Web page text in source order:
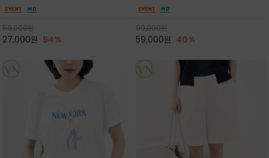
러스트 프린트가 더해져 과하지 않으면서도 세련
59,000원
27,000원 54%
은은한 매트 컬러가 고급스러운 분위기
99,000원
59,000원 40%